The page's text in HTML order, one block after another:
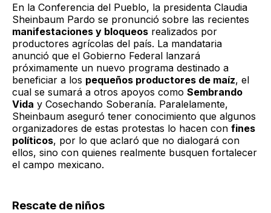
En la Conferencia del Pueblo, la presidenta Claudia
Sheinbaum Pardo se pronunció sobre las recientes
manifestaciones y bloqueos realizados por
productores agrícolas del país. La mandataria
anunció que el Gobierno Federal lanzará
próximamente un nuevo programa destinado a
beneficiar a los pequeños productores de maíz, el
cual se sumará a otros apoyos como Sembrando
Vida y Cosechando Soberanía. Paralelamente,
Sheinbaum aseguró tener conocimiento que algunos
organizadores de estas protestas lo hacen con fines
políticos, por lo que aclaró que no dialogará con
ellos, sino con quienes realmente busquen fortalecer
el campo mexicano.
Rescate de niños